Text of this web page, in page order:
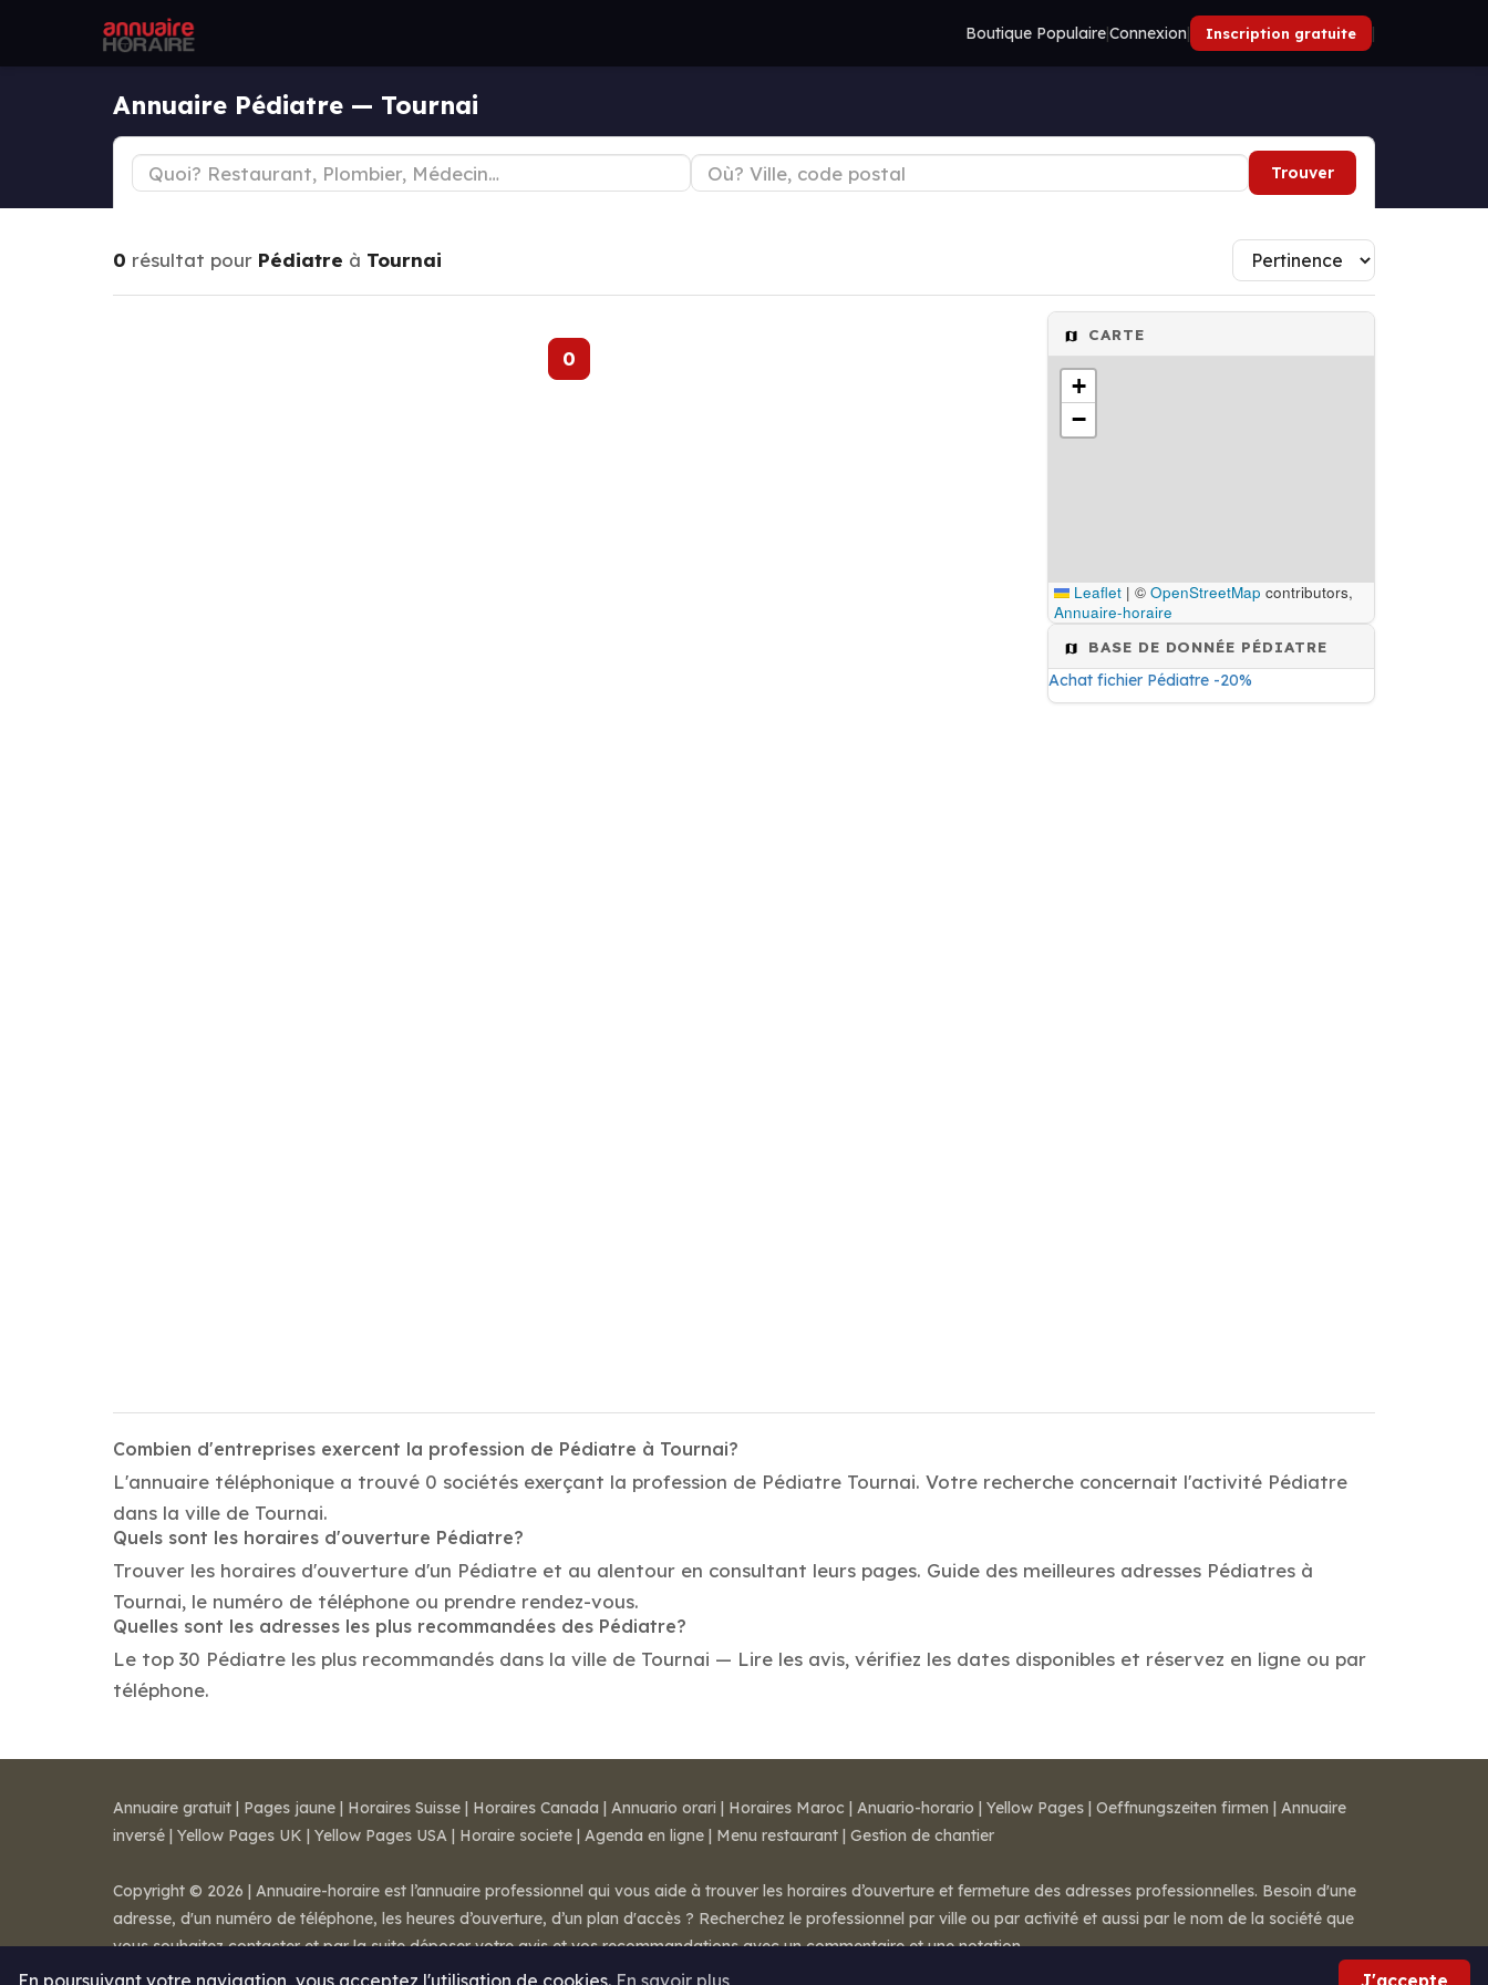
Boutique Populaire|Connexion| Inscription gratuite |
Annuaire Pédiatre — Tournai
Trouver
0 résultat pour Pédiatre à Tournai
0
CARTE
+
−
Leaflet | © OpenStreetMap contributors,
Annuaire-horaire
BASE DE DONNÉE PÉDIATRE
Achat fichier Pédiatre -20%
Combien d'entreprises exercent la profession de Pédiatre à Tournai?
L'annuaire téléphonique a trouvé 0 sociétés exerçant la profession de Pédiatre Tournai. Votre recherche concernait l'activité Pédiatre
dans la ville de Tournai.
Quels sont les horaires d'ouverture Pédiatre?
Trouver les horaires d'ouverture d'un Pédiatre et au alentour en consultant leurs pages. Guide des meilleures adresses Pédiatres à
Tournai, le numéro de téléphone ou prendre rendez-vous.
Quelles sont les adresses les plus recommandées des Pédiatre?
Le top 30 Pédiatre les plus recommandés dans la ville de Tournai — Lire les avis, vérifiez les dates disponibles et réservez en ligne ou par
téléphone.
En poursuivant votre navigation, vous acceptez l'utilisation de cookies. En savoir plus J'accepte
Annuaire gratuit | Pages jaune | Horaires Suisse | Horaires Canada | Annuario orari | Horaires Maroc | Anuario-horario | Yellow Pages | Oeffnungszeiten firmen | Annuaire
inversé | Yellow Pages UK | Yellow Pages USA | Horaire societe | Agenda en ligne | Menu restaurant | Gestion de chantier
Copyright © 2026 | Annuaire-horaire est l’annuaire professionnel qui vous aide à trouver les horaires d’ouverture et fermeture des adresses professionnelles. Besoin d'une
adresse, d'un numéro de téléphone, les heures d’ouverture, d’un plan d'accès ? Recherchez le professionnel par ville ou par activité et aussi par le nom de la société que
vous souhaitez contacter et par la suite déposer votre avis et vos recommandations avec un commentaire et une notation.
Mentions légales-Conditions de ventes- Contact